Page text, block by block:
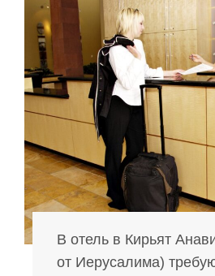
В отель в Кирьят
от Иерусалима)